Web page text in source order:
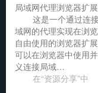
局域网代理浏览器扩展
这是一个通过连
域网的代理实现在浏
自由使用的浏览器扩
可以在浏览器中使用
义连接局域…
在“资源分享”中